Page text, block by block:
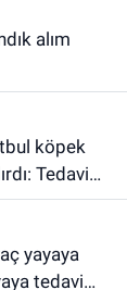
Tedavi
tedavi